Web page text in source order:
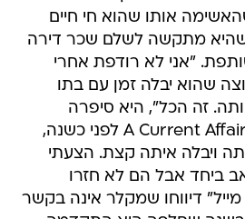
אותו שהוא חי חיים
שהיא מתקשה לשלם שכר דירה
"אני לא רודפת אחרי
שהוא יבלה זמן עם בתו
זה הכל", היא סיפרה
בראיון שהעניקה ל- A Current Affair לפני כשנה,
ויבלה איתה קצת. הצעתי
ביחד אבל הם לא חזרו
דיווחו שמקלר אינה בקשר